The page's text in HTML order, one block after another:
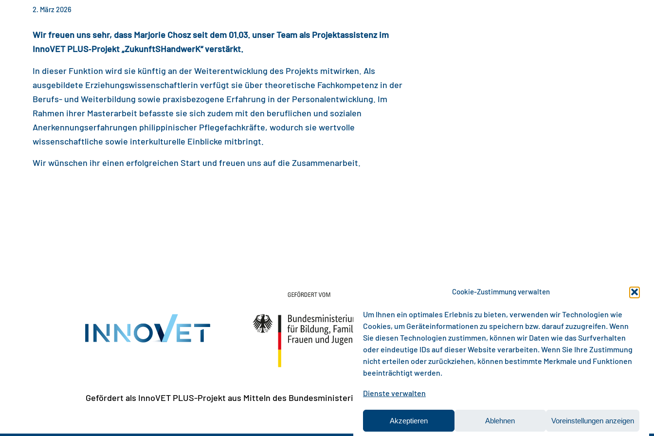
Cookie-Zustimmung verwalten
Um Ihnen ein optimales Erlebnis zu bieten, verwenden wir Technologien wie
Cookies, um Geräteinformationen zu speichern bzw. darauf zuzugreifen. Wenn
Sie diesen Technologien zustimmen, können wir Daten wie das Surfverhalten
oder eindeutige IDs auf dieser Website verarbeiten. Wenn Sie Ihre Zustimmung
nicht erteilen oder zurückziehen, können bestimmte Merkmale und Funktionen
beeinträchtigt werden.
Dienste verwalten
Akzeptieren Ablehnen Voreinstellungen anzeigen
2. März 2026
Wir freuen uns sehr, dass Marjorie Chosz seit dem 01.03. unser Team als Projektassistenz im
InnoVET PLUS‑Projekt „ZukunftSHandwerK“ verstärkt.
In dieser Funktion wird sie künftig an der Weiterentwicklung des Projekts mitwirken. Als
ausgebildete Erziehungswissenschaftlerin verfügt sie über theoretische Fachkompetenz in der
Berufs- und Weiterbildung sowie praxisbezogene Erfahrung in der Personalentwicklung. Im
Rahmen ihrer Masterarbeit befasste sie sich zudem mit den beruflichen und sozialen
Anerkennungserfahrungen philippinischer Pflegefachkräfte, wodurch sie wertvolle
wissenschaftliche sowie interkulturelle Einblicke mitbringt.
Wir wünschen ihr einen erfolgreichen Start und freuen uns auf die Zusammenarbeit.
Gefördert als InnoVET PLUS-Projekt aus Mitteln des Bundesministeriums für Bildung, Familie, Senioren, Frauen und Jugend.